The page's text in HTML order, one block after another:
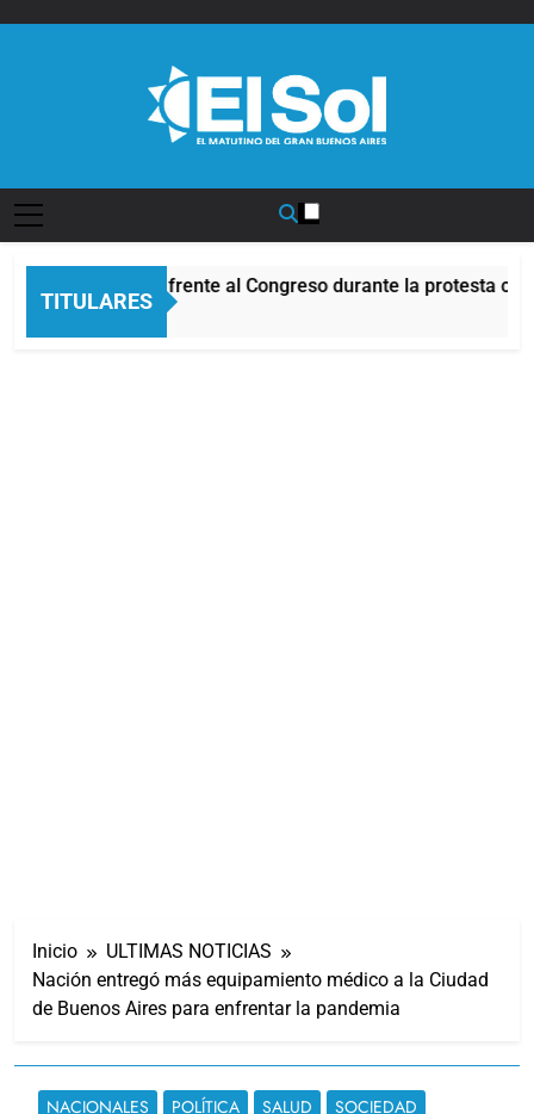
TITULARES
Incidentes frente al Congreso durante la protesta
2 Horas Atrás
Inicio
ULTIMAS NOTICIAS
Nación entregó más equipamiento médico a la Ciudad
de Buenos Aires para enfrentar la pandemia
NACIONALES POLÍTICA SALUD
SOCIEDAD